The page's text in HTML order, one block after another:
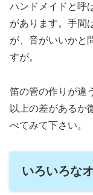
ハンドメイドと呼
があります。手間
が、音がいいかと
すが。
笛の管の作りが違
以上の差があるか
べてみて下さい。
いろいろな